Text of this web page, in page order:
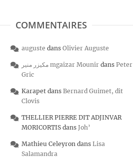
COMMENTAIRES
auguste dans Olivier Auguste
مكيزر منير mgaizar Mounir dans Peter
Gric
Karapet dans Bernard Guimet, dit
Clovis
THELLIER PIERRE DIT ADJINVAR
MORICORTIS dans Joh’
Mathieu Celeyron dans Lisa
Salamandra